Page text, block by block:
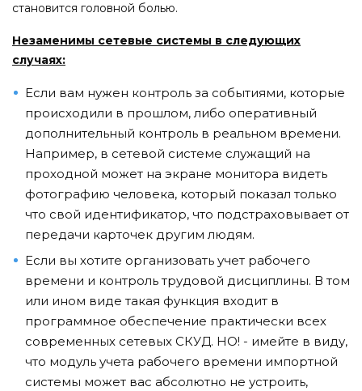
становится головной болью.
Незаменимы сетевые системы в следующих
случаях:
Если вам нужен контроль за событиями, которые
происходили в прошлом, либо оперативный
дополнительный контроль в реальном времени.
Например, в сетевой системе служащий на
проходной может на экране монитора видеть
фотографию человека, который показал только
что свой идентификатор, что подстраховывает от
передачи карточек другим людям.
Если вы хотите организовать учет рабочего
времени и контроль трудовой дисциплины. В том
или ином виде такая функция входит в
программное обеспечение практически всех
современных сетевых СКУД. НО! - имейте в виду,
что модуль учета рабочего времени импортной
системы может вас абсолютно не устроить,